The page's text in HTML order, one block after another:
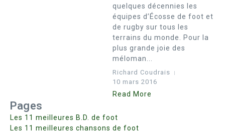
quelques décennies les
équipes d’Écosse de foot et
de rugby sur tous les
terrains du monde. Pour la
plus grande joie des
méloman...
Richard Coudrais
10 mars 2016
Read More
Pages
Les 11 meilleures B.D. de foot
Les 11 meilleures chansons de foot